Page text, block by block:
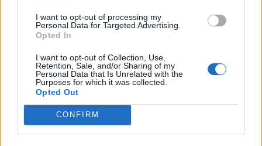
I want to opt-out of processing my
Personal Data for Targeted Advertising.
Opted In
I want to opt-out of Collection, Use,
Retention, Sale, and/or Sharing of my
Personal Data that Is Unrelated with the
Purposes for which it was collected.
Opted Out
CONFIRM
évekig romokban hevert, ma fedett uszoda épül a
helyén
FOTÓ: SZAKÁCS V. SÁNDOR/AZOPAN
A több évtizedes „jószokáshoz” híven